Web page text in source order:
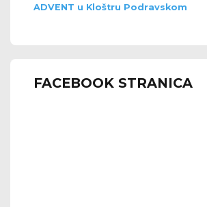
ADVENT u Kloštru Podravskom
FACEBOOK STRANICA